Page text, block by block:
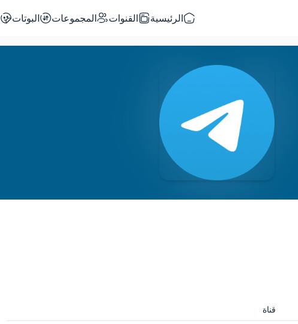
الرئيسية القنوات المجموعات البوتات
قناة